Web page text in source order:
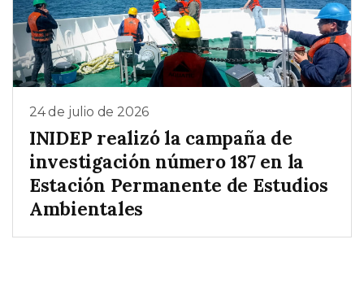
24 de julio de 2026
INIDEP realizó la campaña de
investigación número 187 en la
Estación Permanente de Estudios
Ambientales